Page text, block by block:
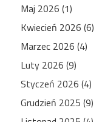
Maj 2026 (1)
Kwiecień 2026 (6)
Marzec 2026 (4)
Luty 2026 (9)
Styczeń 2026 (4)
Grudzień 2025 (9)